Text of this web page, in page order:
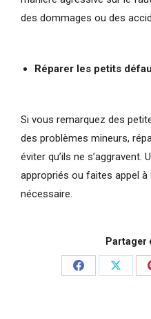
des dommages ou des
Réparer les petits
Si vous remarquez des
des problèmes mineurs,
éviter qu’ils ne
appropriés ou faites appel
nécessaire.
Partager
Partager